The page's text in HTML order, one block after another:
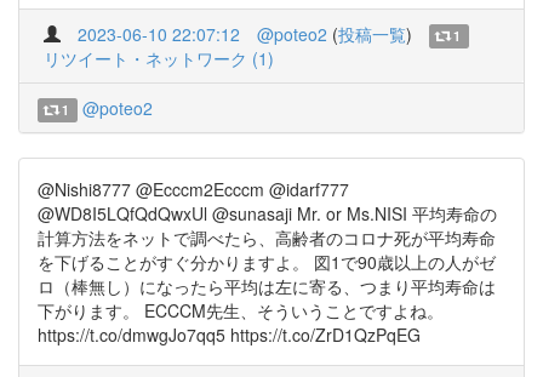
2023-06-10 22:07:12 @poteo2 (投稿一覧) 1
リツイート・ネットワーク (1)
1 @poteo2
@Nishi8777 @Ecccm2Ecccm @idarf777
@WD8I5LQfQdQwxUl @sunasaji Mr. or Ms.NISI 平均寿命の
計算方法をネットで調べたら、高齢者のコロナ死が平均寿命
を下げることがすぐ分かりますよ。 図1で90歳以上の人がゼ
ロ（棒無し）になったら平均は左に寄る、つまり平均寿命は
下がります。 ECCCM先生、そういうことですよね。
https://t.co/dmwgJo7qq5 https://t.co/ZrD1QzPqEG